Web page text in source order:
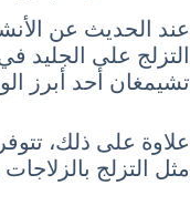
عند الحديث عن
التزلج على الجليد
تشيمغان أحد أبرز
علاوة على ذلك،
مثل التزلج